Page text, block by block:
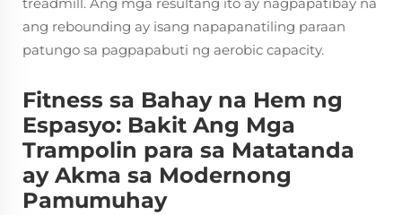
treadmill. Ang mga resultang ito ay nagpapatibay na
ang rebounding ay isang napapanatiling paraan
patungo sa pagpapabuti ng aerobic capacity.
Fitness sa Bahay na Hem ng
Espasyo: Bakit Ang Mga
Trampolin para sa Matatanda
ay Akma sa Modernong
Pamumuhay